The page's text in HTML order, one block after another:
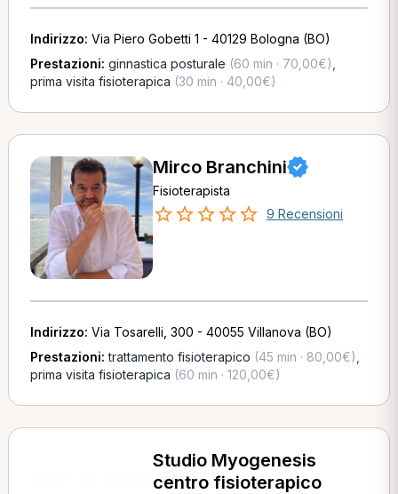
Indirizzo: Via Piero Gobetti 1 - 40129 Bologna (BO)
Prestazioni: ginnastica posturale (60 min · 70,00€)
prima visita fisioterapica (30 min · 40,00€)
Mirco Branchini
Fisioterapista
9 Recensioni
Indirizzo: Via Tosarelli, 300 - 40055 Villanova (BO)
Prestazioni:trattamento fisioterapico (45 min · 80,00€)
prima visita fisioterapica (60 min · 120,00€)
Studio Myogenesis
centro fisioterapico